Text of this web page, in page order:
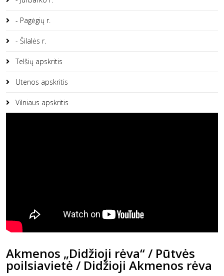
- Pagėgių r.
- Šilalės r.
Telšių apskritis
Utenos apskritis
Vilniaus apskritis
Akmenos „Didžioji rėva“ / Pūtvės
poilsiavietė / Didžioji Akmenos rėva